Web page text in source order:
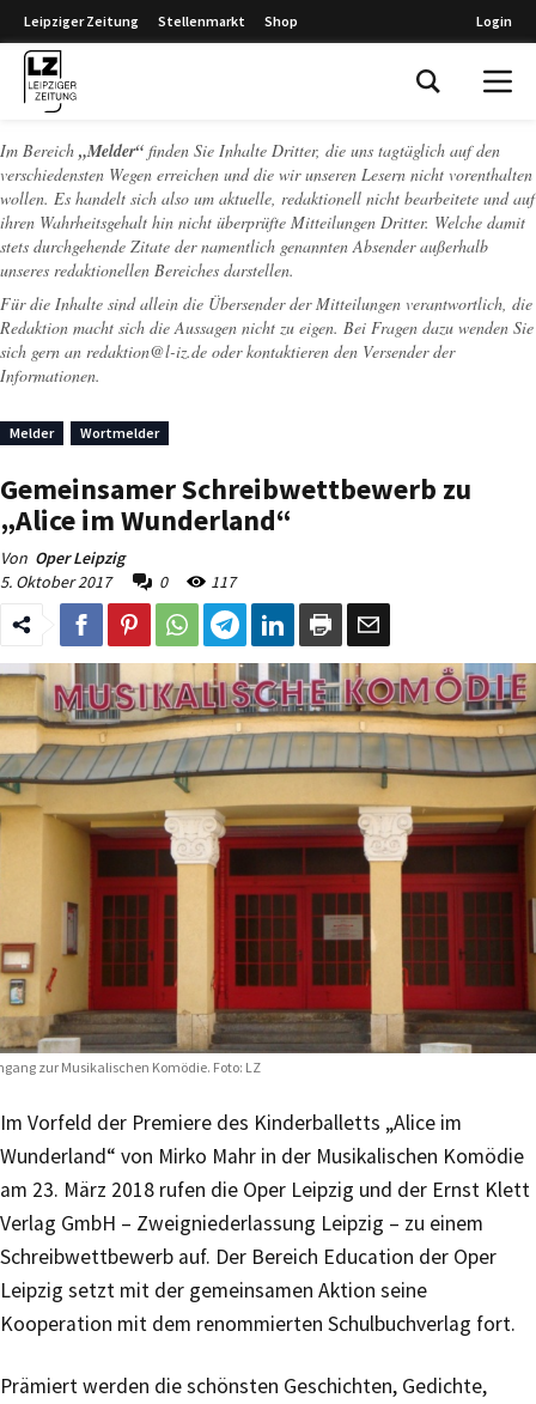
Leipziger Zeitung Stellenmarkt Shop Login
Im Bereich „Melder“ finden Sie Inhalte Dritter, die uns tagtäglich auf den
verschiedensten Wegen erreichen und die wir unseren Lesern nicht vorenthalten
wollen. Es handelt sich also um aktuelle, redaktionell nicht bearbeitete und auf
ihren Wahrheitsgehalt hin nicht überprüfte Mitteilungen Dritter. Welche damit
stets durchgehende Zitate der namentlich genannten Absender außerhalb
unseres redaktionellen Bereiches darstellen.
Für die Inhalte sind allein die Übersender der Mitteilungen verantwortlich, die
Redaktion macht sich die Aussagen nicht zu eigen. Bei Fragen dazu wenden Sie
sich gern an redaktion@l-iz.de oder kontaktieren den Versender der
Informationen.
Melder Wortmelder
Gemeinsamer Schreibwettbewerb zu
„Alice im Wunderland“
Von Oper Leipzig
5. Oktober 2017
0 117
zur Musikalischen Komödie. Foto: LZ
Im Vorfeld der Premiere des Kinderballetts „Alice im
Wunderland“ von Mirko Mahr in der Musikalischen Komödie
am 23. März 2018 rufen die Oper Leipzig und der Ernst Klett
Verlag GmbH – Zweigniederlassung Leipzig – zu einem
Schreibwettbewerb auf. Der Bereich Education der Oper
Leipzig setzt mit der gemeinsamen Aktion seine
Kooperation mit dem renommierten Schulbuchverlag fort.
Prämiert werden die schönsten Geschichten, Gedichte,